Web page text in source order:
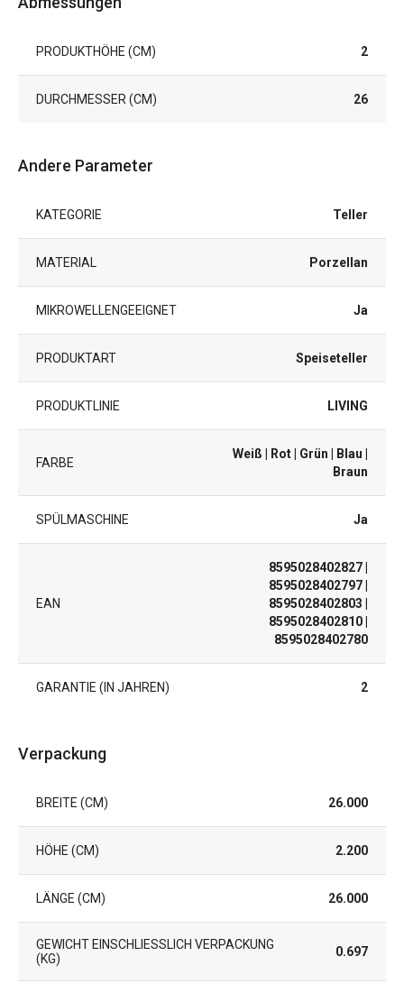
PRODUKTHÖHE (CM) 2
DURCHMESSER (CM) 26
Andere Parameter
KATEGORIE Teller
MATERIAL Porzellan
MIKROWELLENGEEIGNET Ja
PRODUKTART Speiseteller
PRODUKTLINIE LIVING
FARBE
Weiß | Rot| Grün | Blau |
Braun
SPÜLMASCHINE Ja
EAN
8595028402827|
8595028402797|
8595028402803 |
8595028402810|
8595028402780
GARANTIE (IN JAHREN) 2
Verpackung
BREITE (CM) 26.000
HÖHE (CM) 2.200
LÄNGE (CM) 26.000
GEWICHT EINSCHLIESSLICH VERPACKUNG (
KG)
0.697